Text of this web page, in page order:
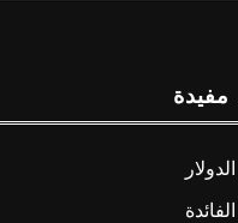
مفيدة